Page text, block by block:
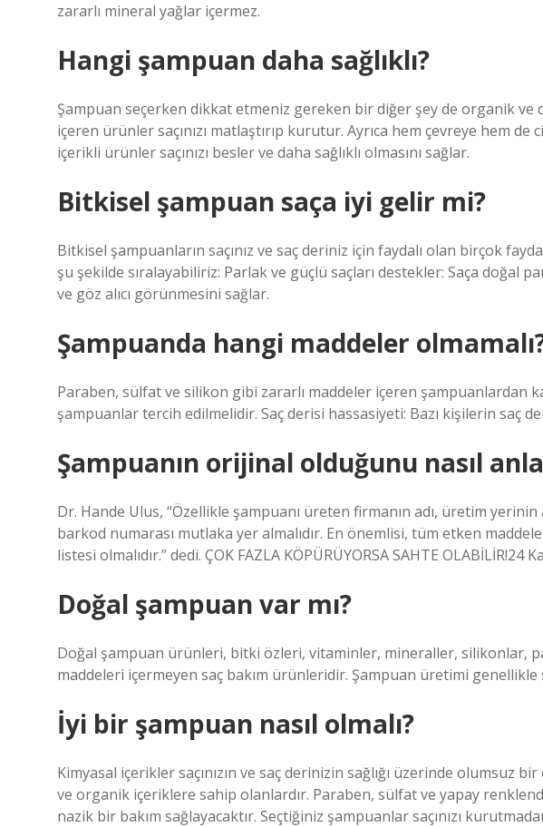
zararlı mineral yağlar içermez.
Hangi şampuan daha sağlıklı?
Şampuan seçerken dikkat etmeniz gereken bir diğer şey de organik ve
içeren ürünler saçınızı matlaştırıp kurutur. Ayrıca hem çevreye hem
içerikli ürünler saçınızı besler ve daha sağlıklı olmasını sağlar.
Bitkisel şampuan saça iyi gelir mi?
Bitkisel şampuanların saçınız ve saç deriniz için faydalı olan birçok
şu şekilde sıralayabiliriz: Parlak ve güçlü saçları destekler: Saça doğal
ve göz alıcı görünmesini sağlar.
Şampuanda hangi maddeler
Paraben, sülfat ve silikon gibi zararlı maddeler içeren şampuanlardan
şampuanlar tercih edilmelidir. Saç derisi hassasiyeti: Bazı kişilerin saç
Şampuanın orijinal olduğunu nasıl
Dr. Hande Ulus, “Özellikle şampuanı üreten firmanın adı, üretim
barkod numarası mutlaka yer almalıdır. En önemlisi, tüm etken
listesi olmalıdır.” dedi. ÇOK FAZLA KÖPÜRÜYORSA SAHTE OLABİLİR!24
Doğal şampuan var mı?
Doğal şampuan ürünleri, bitki özleri, vitaminler, mineraller, silikonlar,
maddeleri içermeyen saç bakım ürünleridir. Şampuan üretimi genellikle
İyi bir şampuan nasıl olmalı?
Kimyasal içerikler saçınızın ve saç derinizin sağlığı üzerinde olumsuz
ve organik içeriklere sahip olanlardır. Paraben, sülfat ve yapay
nazik bir bakım sağlayacaktır. Seçtiğiniz şampuanlar saçınızı